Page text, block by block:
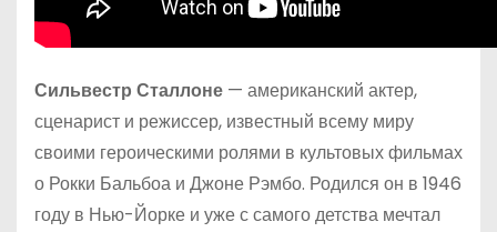
Сильвестр Сталлоне — американский актер,
сценарист и режиссер, известный всему миру
своими героическими ролями в культовых фильмах
о Рокки Бальбоа и Джоне Рэмбо. Родился он в 1946
году в Нью-Йорке и уже с самого детства мечтал